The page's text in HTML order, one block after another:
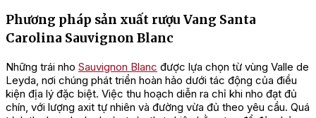
Phương pháp sản xuất rượu Vang Santa
Carolina Sauvignon Blanc
Những trái nho Sauvignon Blanc được lựa chọn từ vùng Valle de
Leyda, nơi chúng phát triển hoàn hảo dưới tác động của điều
kiện địa lý đặc biệt. Việc thu hoạch diễn ra chỉ khi nho đạt đủ
chín, với lượng axit tự nhiên và đường vừa đủ theo yêu cầu. Quá